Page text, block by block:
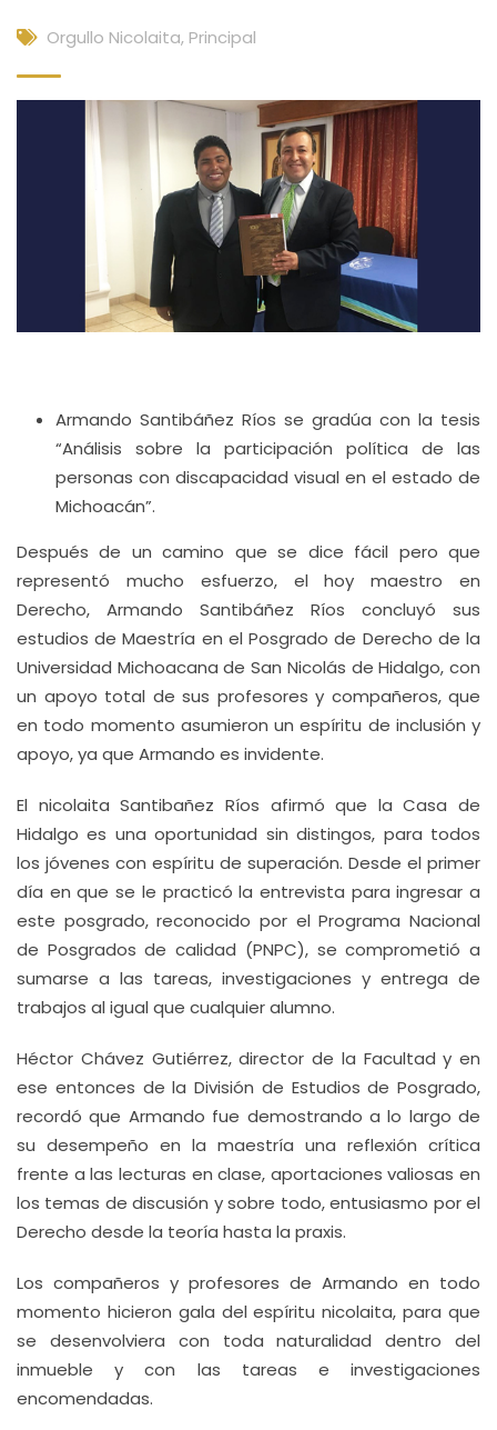
Orgullo Nicolaita, Principal
Armando Santibáñez Ríos se gradúa con la tesis
“Análisis sobre la participación política de las
personas con discapacidad visual en el estado de
Michoacán”.
Después de un camino que se dice fácil pero que
representó mucho esfuerzo, el hoy maestro en
Derecho, Armando Santibáñez Ríos concluyó sus
estudios de Maestría en el Posgrado de Derecho de la
Universidad Michoacana de San Nicolás de Hidalgo, con
un apoyo total de sus profesores y compañeros, que
en todo momento asumieron un espíritu de inclusión y
apoyo, ya que Armando es invidente.
El nicolaita Santibañez Ríos afirmó que la Casa de
Hidalgo es una oportunidad sin distingos, para todos
los jóvenes con espíritu de superación. Desde el primer
día en que se le practicó la entrevista para ingresar a
este posgrado, reconocido por el Programa Nacional
de Posgrados de calidad (PNPC), se comprometió a
sumarse a las tareas, investigaciones y entrega de
trabajos al igual que cualquier alumno.
Héctor Chávez Gutiérrez, director de la Facultad y en
ese entonces de la División de Estudios de Posgrado,
recordó que Armando fue demostrando a lo largo de
su desempeño en la maestría una reflexión crítica
frente a las lecturas en clase, aportaciones valiosas en
los temas de discusión y sobre todo, entusiasmo por el
Derecho desde la teoría hasta la praxis.
Los compañeros y profesores de Armando en todo
momento hicieron gala del espíritu nicolaita, para que
se desenvolviera con toda naturalidad dentro del
inmueble y con las tareas e investigaciones
encomendadas.